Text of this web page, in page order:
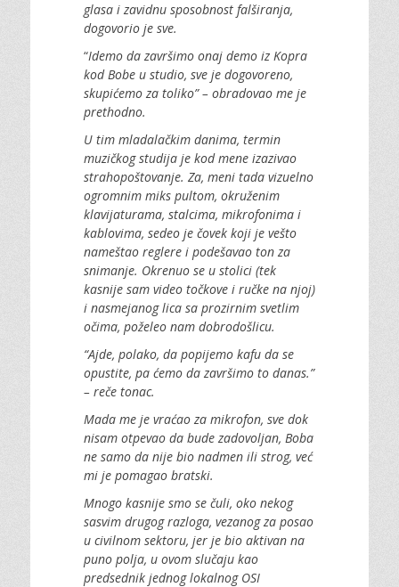
glasa i zavidnu sposobnost falširanja,
dogovorio je sve.
“Idemo da završimo onaj demo iz Kopra
kod Bobe u studio, sve je dogovoreno,
skupićemo za toliko” – obradovao me je
prethodno.
U tim mladalačkim danima, termin
muzičkog studija je kod mene izazivao
strahopoštovanje. Za, meni tada vizuelno
ogromnim miks pultom, okruženim
klavijaturama, stalcima, mikrofonima i
kablovima, sedeo je čovek koji je vešto
nameštao reglere i podešavao ton za
snimanje. Okrenuo se u stolici (tek
kasnije sam video točkove i ručke na njoj)
i nasmejanog lica sa prozirnim svetlim
očima, poželeo nam dobrodošlicu.
“Ajde, polako, da popijemo kafu da se
opustite, pa ćemo da završimo to danas.”
– reče tonac.
Mada me je vraćao za mikrofon, sve dok
nisam otpevao da bude zadovoljan, Boba
ne samo da nije bio nadmen ili strog, već
mi je pomagao bratski.
Mnogo kasnije smo se čuli, oko nekog
sasvim drugog razloga, vezanog za posao
u civilnom sektoru, jer je bio aktivan na
puno polja, u ovom slučaju kao
predsednik jednog lokalnog OSI